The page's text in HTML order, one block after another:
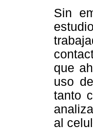
Sin
que
uso
tanto
al